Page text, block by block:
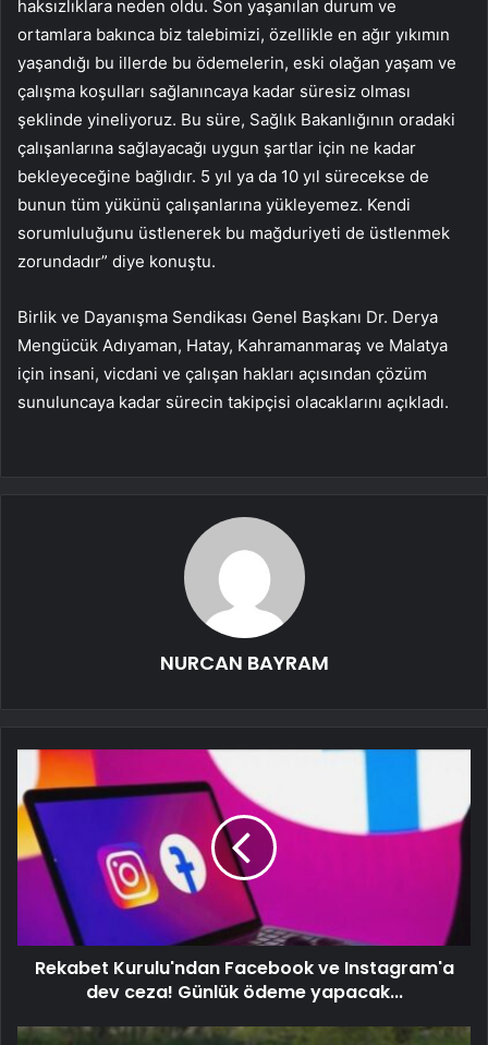
haksızlıklara neden oldu. Son yaşanılan durum ve
ortamlara bakınca biz talebimizi, özellikle en ağır yıkımın
yaşandığı bu illerde bu ödemelerin, eski olağan yaşam ve
çalışma koşulları sağlanıncaya kadar süresiz olması
şeklinde yineliyoruz. Bu süre, Sağlık Bakanlığının oradaki
çalışanlarına sağlayacağı uygun şartlar için ne kadar
bekleyeceğine bağlıdır. 5 yıl ya da 10 yıl sürecekse de
bunun tüm yükünü çalışanlarına yükleyemez. Kendi
sorumluluğunu üstlenerek bu mağduriyeti de üstlenmek
zorundadır” diye konuştu.
Birlik ve Dayanışma Sendikası Genel Başkanı Dr. Derya
Mengücük Adıyaman, Hatay, Kahramanmaraş ve Malatya
için insani, vicdani ve çalışan hakları açısından çözüm
sunuluncaya kadar sürecin takipçisi olacaklarını açıkladı.
NURCAN BAYRAM
Rekabet Kurulu'ndan Facebook ve Instagram'a
dev ceza! Günlük ödeme yapacak...